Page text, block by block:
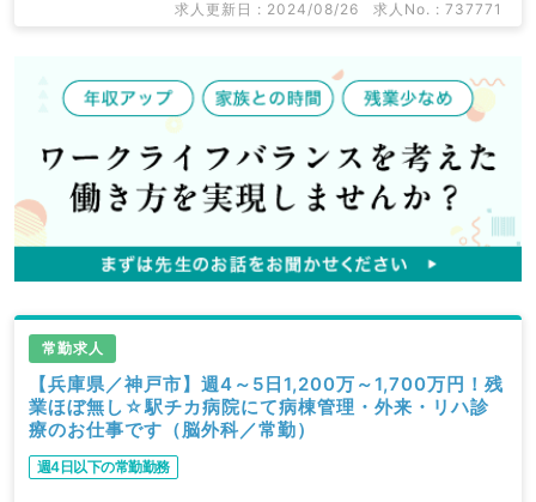
求人更新日 : 2024/08/26 求人No. : 737771
常勤求人
【兵庫県／神戸市】週4～5日1,200万～1,700万円！残
業ほぼ無し☆駅チカ病院にて病棟管理・外来・リハ診
療のお仕事です（脳外科／常勤）
週4日以下の常勤勤務